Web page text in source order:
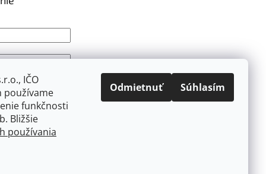
IČO
používame
funkčnosti
Bližšie
používania
Odmietnuť Súhlasím
SA
Zabudnuté heslo